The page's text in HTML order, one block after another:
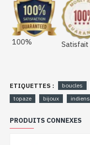
100% Satisfait
ETIQUETTES : boucles
topaze
bijoux indiens
PRODUITS CONNEXES